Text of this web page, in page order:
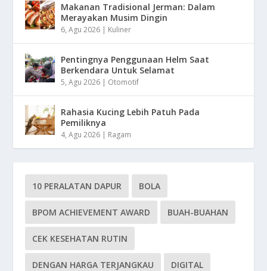
Makanan Tradisional Jerman: Dalam
Merayakan Musim Dingin
6, Agu 2026 | Kuliner
Pentingnya Penggunaan Helm Saat
Berkendara Untuk Selamat
5, Agu 2026 | Otomotif
Rahasia Kucing Lebih Patuh Pada
Pemiliknya
4, Agu 2026 | Ragam
10 PERALATAN DAPUR BOLA
BPOM ACHIEVEMENT AWARD BUAH-BUAHAN
CEK KESEHATAN RUTIN
DENGAN HARGA TERJANGKAU DIGITAL